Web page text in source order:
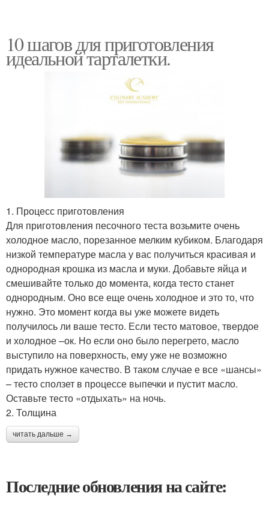
10 шагов для приготовления
идеальной тарталетки.
1. Процесс приготовления
Для приготовления песочного теста возьмите очень
холодное масло, порезанное мелким кубиком. Благодаря
низкой температуре масла у вас получиться красивая и
однородная крошка из масла и муки. Добавьте яйца и
смешивайте только до момента, когда тесто станет
однородным. Оно все еще очень холодное и это то, что
нужно. Это момент когда вы уже можете видеть
получилось ли ваше тесто. Если тесто матовое, твердое
и холодное –ок. Но если оно было перегрето, масло
выступило на поверхность, ему уже не возможно
придать нужное качество. В таком случае е все «шансы»
– тесто сползет в процессе выпечки и пустит масло.
Оставьте тесто «отдыхать» на ночь.
2. Толщина
читать дальше →
Последние обновления на сайте: